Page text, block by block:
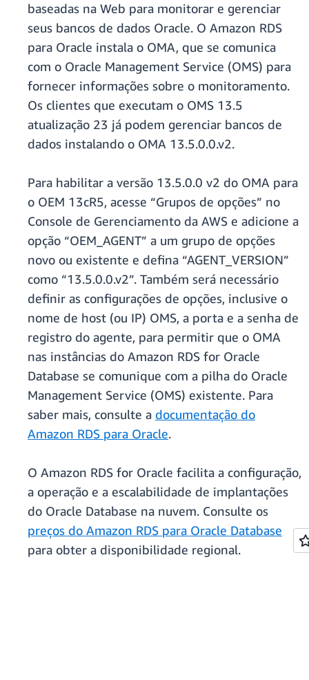
baseadas na Web para monitorar e gerenciar
seus bancos de dados Oracle. O Amazon RDS
para Oracle instala o OMA, que se comunica
com o Oracle Management Service (OMS) para
fornecer informações sobre o monitoramento.
Os clientes que executam o OMS 13.5
atualização 23 já podem gerenciar bancos de
dados instalando o OMA 13.5.0.0.v2.
Para habilitar a versão 13.5.0.0 v2 do OMA para
o OEM 13cR5, acesse “Grupos de opções” no
Console de Gerenciamento da AWS e adicione a
opção “OEM_AGENT” a um grupo de opções
novo ou existente e defina “AGENT_VERSION”
como “13.5.0.0.v2”. Também será necessário
definir as configurações de opções, inclusive o
nome de host (ou IP) OMS, a porta e a senha de
registro do agente, para permitir que o OMA
nas instâncias do Amazon RDS for Oracle
Database se comunique com a pilha do Oracle
Management Service (OMS) existente. Para
saber mais, consulte a documentação do
Amazon RDS para Oracle.
O Amazon RDS for Oracle facilita a configuração,
a operação e a escalabilidade de implantações
do Oracle Database na nuvem. Consulte os
preços do Amazon RDS para Oracle Database
para obter a disponibilidade regional.